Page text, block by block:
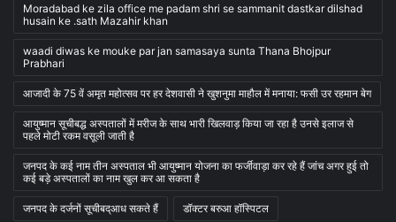
Moradabad ke zila office me padam shri se sammanit dastkar dilshad
husain ke .sath Mazahir khan
waadi diwas ke mouke par jan samasaya sunta Thana Bhojpur
Prabhari
आजादी के 75 वें अमृत महोत्सव पर हर देशवासी ने खुशनुमा माहौल में मनाया: फसी उर रहमान बेग
आयुष्मान सूचीबद्ध अस्पतालों में मरीज के साथ भारी खिलवाड़ किया जा रहा है उनसे इलाज से
पहले मोटी रकम वसूली जाती है
जनपद के कई नाम तीन अस्पताल भी आयुष्मान योजना का फर्जीवाड़ा कर रहे हैं जांच अगर हुई तो
कई बड़े अस्पतालों का नाम खुल कर आ सकता है
जनपद के दर्जनों सूचीबद्आध सकते हैं डॉक्टर बरुआ हॉस्पिटल